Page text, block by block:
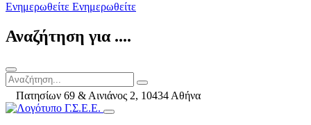
Ενημερωθείτε Ενημερωθείτε
Αναζήτηση για ....
Πατησίων 69 & Αινιάνος 2, 10434 Αθήνα